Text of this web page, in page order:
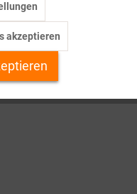
Sie?
Inaktiv
akzeptieren